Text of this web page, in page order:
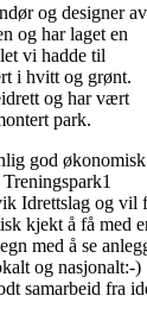
og designer av
og har laget en
vi hadde til
i hvitt og grønt.
og har vært
park.
god økonomisk
Idrettslag og vil
kjekt å få med
med å se
og nasjonalt:-)
samarbeid fra